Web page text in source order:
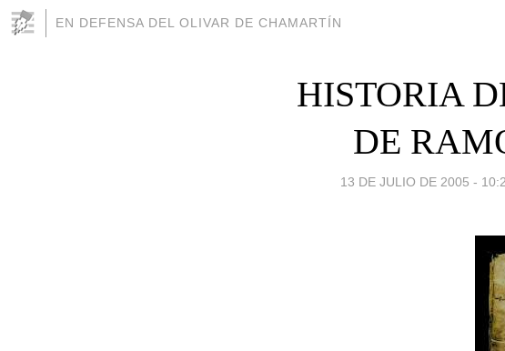
EN DEFENSA DEL OLIVAR DE CHAMARTÍN
HISTORIA
DE
13 DE JULIO DE 2005 -